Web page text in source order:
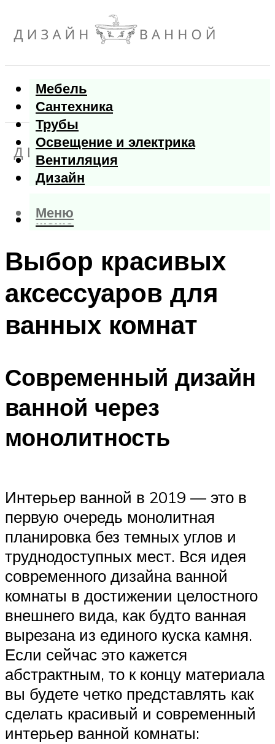
Мебель
Сантехника
Трубы
Освещение и электрика
Вентиляция
Дизайн
Меню
Меню
Выбор красивых
аксессуаров для
ванных комнат
Современный дизайн
ванной через
монолитность
Интерьер ванной в 2019 — это в
первую очередь монолитная
планировка без темных углов и
труднодоступных мест. Вся идея
современного дизайна ванной
комнаты в достижении целостного
внешнего вида, как будто ванная
вырезана из единого куска камня.
Если сейчас это кажется
абстрактным, то к концу материала
вы будете четко представлять как
сделать красивый и современный
интерьер ванной комнаты: